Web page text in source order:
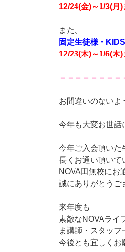
12/24(金)～1/3(月
また、
固定生徒様・
12/23(木)～1/6(木
＝＝＝＝＝＝＝
お間違いのないよ
今年も大変お世話
今年ご入会頂いた
長くお通い頂いて
NOVA田無校にお
誠にありがとうご
来年度も
素敵なNOVAライ
ま講師・スタッ
今後とも宜しくお